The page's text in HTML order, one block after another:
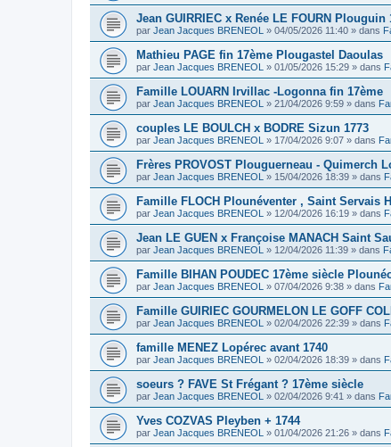
Jean GUIRRIEC x Renée LE FOURN Plouguin
par Jean Jacques BRENEOL » 04/05/2026 11:40 » dans
Mathieu PAGE fin 17ème Plougastel Daoulas
par Jean Jacques BRENEOL » 01/05/2026 15:29 » dans
Famille LOUARN Irvillac -Logonna fin 17ème
par Jean Jacques BRENEOL » 21/04/2026 9:59 » dans
couples LE BOULCH x BODRE Sizun 1773
par Jean Jacques BRENEOL » 17/04/2026 9:07 » dans
Frères PROVOST Plouguerneau - Quimerch
par Jean Jacques BRENEOL » 15/04/2026 18:39 » dans
Famille FLOCH Plounéventer , Saint Servais
par Jean Jacques BRENEOL » 12/04/2026 16:19 » dans
Jean LE GUEN x Françoise MANACH Saint
par Jean Jacques BRENEOL » 12/04/2026 11:39 » dans
Famille BIHAN POUDEC 17ème siècle
par Jean Jacques BRENEOL » 07/04/2026 9:38 » dans
Famille GUIRIEC GOURMELON LE GOFF
par Jean Jacques BRENEOL » 02/04/2026 22:39 » dans
famille MENEZ Lopérec avant 1740
par Jean Jacques BRENEOL » 02/04/2026 18:39 » dans
soeurs ? FAVE St Frégant ? 17ème siècle
par Jean Jacques BRENEOL » 02/04/2026 9:41 » dans
Yves COZVAS Pleyben + 1744
par Jean Jacques BRENEOL » 01/04/2026 21:26 » dans